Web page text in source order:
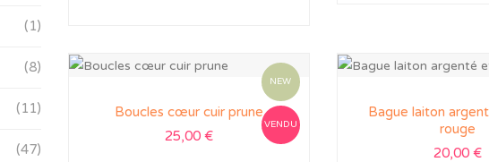
(1)
(8)
(11)
(47)
NEW
VENDU
Boucles cœur cuir prune
25,00 €
Bague laiton
rouge
20,00 €